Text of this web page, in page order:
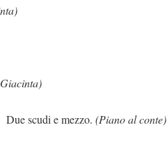
mezzo. (Piano al conte)